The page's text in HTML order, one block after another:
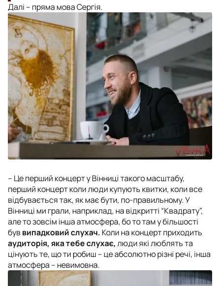
Далі – пряма мова Сергія.
– Це перший концерт у Вінниці такого масштабу,
перший концерт коли люди купують квитки, коли все
відбувається так, як має бути, по-правильному. У
Вінниці ми грали, наприклад, на відкритті “Квадрату”,
але то зовсім інша атмосфера, бо то там у більшості
був випадковий слухач. Коли на концерт приходить
аудиторія, яка тебе слухає, люди які люблять та
цінують те, що ти робиш – це абсолютно різні речі, інша
атмосфера – невимовна.